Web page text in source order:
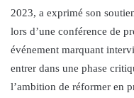
2023, a exprimé son
lors d’une conférence de
événement marquant
entrer dans une phase
l’ambition de réformer en